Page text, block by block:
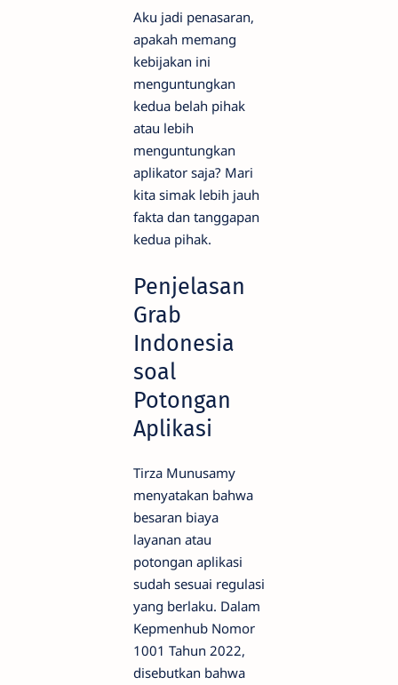
Aku jadi penasaran,
apakah memang
kebijakan ini
menguntungkan
kedua belah pihak
atau lebih
menguntungkan
aplikator saja? Mari
kita simak lebih jauh
fakta dan tanggapan
kedua pihak.
Penjelasan
Grab
Indonesia
soal
Potongan
Aplikasi
Tirza Munusamy
menyatakan bahwa
besaran biaya
layanan atau
potongan aplikasi
sudah sesuai regulasi
yang berlaku. Dalam
Kepmenhub Nomor
1001 Tahun 2022,
disebutkan bahwa